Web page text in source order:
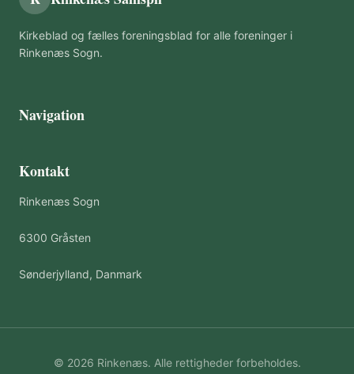
Kirkeblad og fælles foreningsblad for alle foreninger i
Rinkenæs Sogn.
Navigation
Kontakt
Rinkenæs Sogn
6300 Gråsten
Sønderjylland, Danmark
© 2026 Rinkenæs. Alle rettigheder forbeholdes.